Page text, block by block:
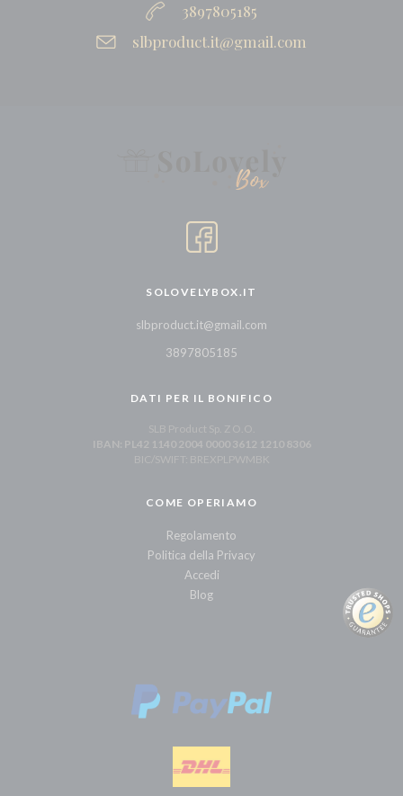
3897805185
slbproduct.it@gmail.com
SOLOVELYBOX.IT
slbproduct.it@gmail.com
3897805185
DATI PER IL BONIFICO
SLB Product Sp. Z O.O.
IBAN: PL42 1140 2004 0000 3612 1210 8306
BIC/SWIFT: BREXPLPWMBK
COME OPERIAMO
Regolamento
Politica della Privacy
Accedi
Blog